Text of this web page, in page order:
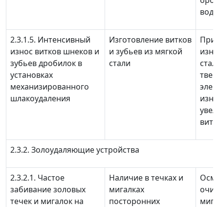
2.3.1.5. Интенсивный
износ витков шнеков и
зубьев дробилок в
установках
механизированного
шлакоудаления
Изготовление витков
и зубьев из мягкой
стали
2.3.2. Золоудаляющие устройства
2.3.2.1. Частое
забивание золовых
течек и мигалок на
Наличие в течках и
мигалках
посторонних